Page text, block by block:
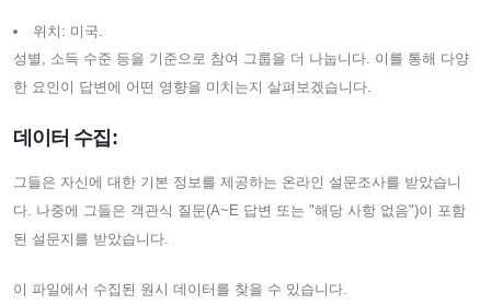
위치: 미국.
성별, 소득 수준 등을 기준으로 참여 그룹을 더 나눕니다. 이를 통해 다양
한 요인이 답변에 어떤 영향을 미치는지 살펴보겠습니다.
데이터 수집:
그들은 자신에 대한 기본 정보를 제공하는 온라인 설문조사를 받았습니
다. 나중에 그들은 객관식 질문(A~E 답변 또는 "해당 사항 없음")이 포함
된 설문지를 받았습니다.
이 파일에서 수집된 원시 데이터를 찾을 수 있습니다.